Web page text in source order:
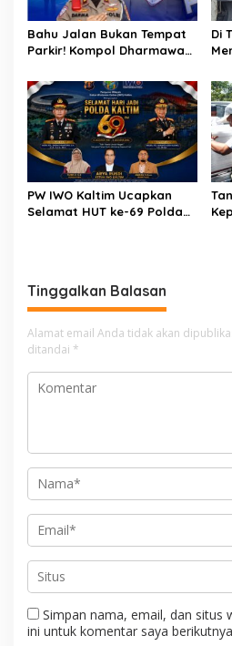
Bahu Jalan Bukan Tempat
Parkir! Kompol Dharmawati
Keselamatan, Satu
Kelalaian Bisa Berujung
Maut
Di
PW IWO Kaltim Ucapkan
Selamat HUT ke-69 Polda
Tinggalkan Balasan
Alamat email Anda tidak akan
ditandai *
Simpan nama, email, dan situs
ini untuk komentar saya